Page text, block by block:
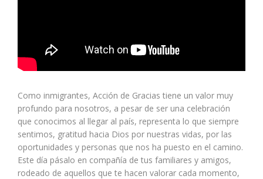
Como inmigrantes, Acción de Gracias tiene un valor muy
profundo para nosotros, a pesar de ser una celebración
que conocimos al llegar al país, representa lo que siempre
sentimos, gratitud hacia Dios por nuestras vidas, por las
oportunidades y personas que nos ha puesto en el camino.
Este día pásalo en compañía de tus familiares y amigos,
rodeado de aquellos que te hacen valorar cada momento,